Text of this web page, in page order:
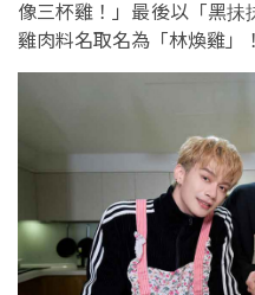
像三杯雞！」最後以「黑
雞肉料名取名為「林煥雞」！